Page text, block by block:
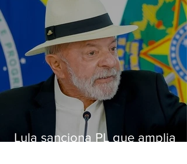
Lula sanciona PL que amplia